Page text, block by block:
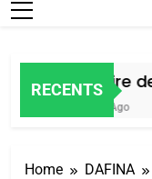
RECENTS
Histoire
6 Jours Ago
Home
DAFINA